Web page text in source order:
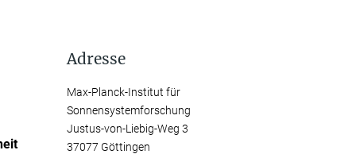
Adresse
Max-Planck-Institut für
Sonnensystemforschung
Justus-von-Liebig-Weg 3
37077 Göttingen